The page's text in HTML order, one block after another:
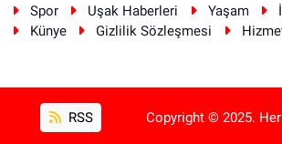
Spor
Uşak Haberleri Yaşam
Künye
Gizlilik Sözleşmesi
RSS Copyright © 2025. Her